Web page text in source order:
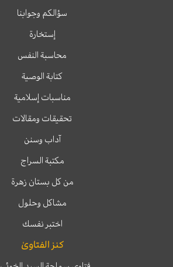
سؤالكم وجوابنا
إستخارة
محاسبة النفس
كتابة الوصية
مناسبات إسلامية
تحقيقات ومقالات
آداب وسنن
مكتبة السراج
من كل بستان زهرة
مشاكل وحلول
اختبر نفسك
كنز الفتاوىٰ